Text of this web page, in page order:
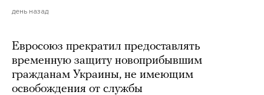
день назад
Евросоюз прекратил предоставлять
временную защиту новоприбывшим
гражданам Украины, не имеющим
освобождения от службы